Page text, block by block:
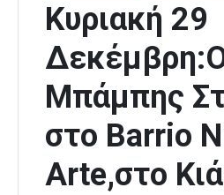
Κυριακή 29
Μπάμπης
στο Barrio
Arte,στο